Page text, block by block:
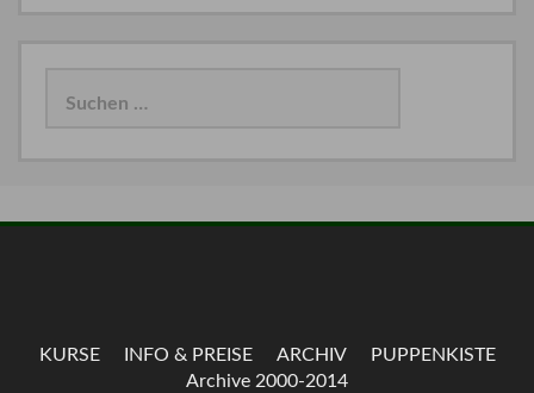
KURSE INFO & PREISE ARCHIV
PUPPENKISTE
Archive 2000-2014